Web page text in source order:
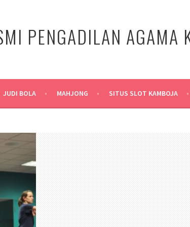
PENGADILAN AGAMA
JUDI BOLA MAHJONG SITUS SLOT KAMBOJA